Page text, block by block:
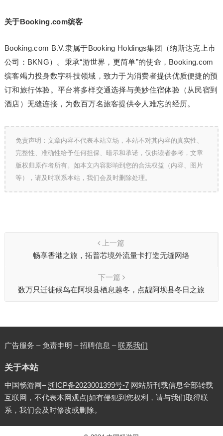
关于Booking.com缤客
Booking.com B.V.隶属于Booking Holdings集团（纳斯达克上市
公司：BKNG）。秉承“游世界，更简单”的使命，Booking.com
缤客竭力投身数字科技领域，致力于为消费者提供优质便捷的预
订和旅行体验。平台将多样交通选择与美妙住宿体验（从民宿到
酒店）无缝连接，为数百万名旅客提供令人难忘的经历。
免责声明：文章内容不代表本站立场，本站不对其内容的真实性、
完整性、准确性给予任何担保、暗示和承诺，仅供读者参考，文章
版权归原作者所有。如本文内容影响到您的合法权益（内容、图片
等），请及时联系本站，我们会及时删除处理。
上一篇
畅享香港之旅，拓普芯境外流量卡打造无缝网络
下一篇
数万只迁徙候鸟在阿坝县栖息越冬，点靓阿坝县冬日之旅
广告服务 – 免责申明 – 招聘信息 –联系我们
关于本站
中国畅游网–浙ICP备2023001399号-7网站所刊载信息全部转载
互联网，不代表本网观点|如有侵犯到您权利，请与我们取得联
系，我们会及时修改或删除。